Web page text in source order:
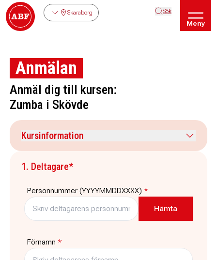
Skaraborg Sök
Meny
Anmälan
Anmäl dig till kursen:
Zumba i Skövde
Kursinformation
Kursdatum
24 augusti 2026
Tid
18:00 - 19:00
Plats
Kulturhuset Skövde,
Trädgårdsgatan 9 Skövde
Typ
1. Deltagare*
Personnummer (YYYYMMDDXXXX) *
Förnamn *